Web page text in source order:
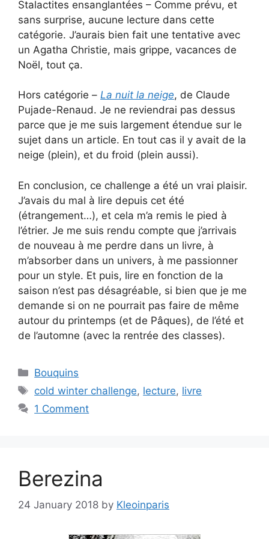
Stalactites ensanglantées – Comme prévu, et
sans surprise, aucune lecture dans cette
catégorie. J’aurais bien fait une tentative avec
un Agatha Christie, mais grippe, vacances de
Noël, tout ça.
Hors catégorie – La nuit la neige, de Claude
Pujade-Renaud. Je ne reviendrai pas dessus
parce que je me suis largement étendue sur le
sujet dans un article. En tout cas il y avait de la
neige (plein), et du froid (plein aussi).
En conclusion, ce challenge a été un vrai plaisir.
J’avais du mal à lire depuis cet été
(étrangement…), et cela m’a remis le pied à
l’étrier. Je me suis rendu compte que j’arrivais
de nouveau à me perdre dans un livre, à
m’absorber dans un univers, à me passionner
pour un style. Et puis, lire en fonction de la
saison n’est pas désagréable, si bien que je me
demande si on ne pourrait pas faire de même
autour du printemps (et de Pâques), de l’été et
de l’automne (avec la rentrée des classes).
Categories
Bouquins
Tags
cold winter challenge, lecture, livre
1 Comment
Berezina
24 January 2018 by Kleoinparis